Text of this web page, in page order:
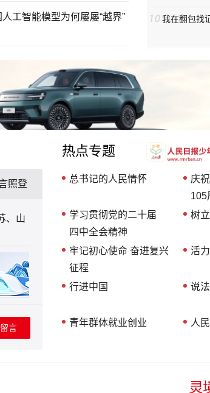
工智能模型为何屡屡“越界” 我在翻包找
照登
、 山
言
热点专题
总书记的人民情怀
庆
105
学习贯彻党的二十届
四中全会精神
树
牢记初心使命 奋进复兴
征程
活
行进中国 说
青年群体就业创业 人